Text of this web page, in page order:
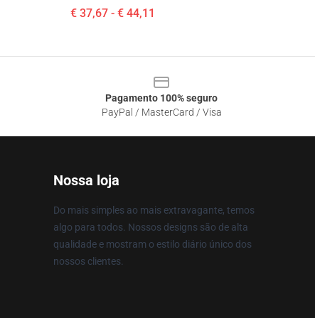
€ 37,67 - € 44,11
Pagamento 100% seguro
PayPal / MasterCard / Visa
Nossa loja
Do mais simples ao mais extravagante, temos
algo para todos. Nossos designs são de alta
qualidade e mostram o estilo diário único dos
nossos clientes.